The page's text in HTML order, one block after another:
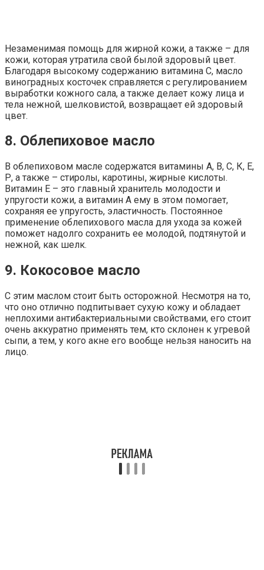
Незаменимая помощь для жирной кожи, а также – для
кожи, которая утратила свой былой здоровый цвет.
Благодаря высокому содержанию витамина С, масло
виноградных косточек справляется с регулированием
выработки кожного сала, а также делает кожу лица и
тела нежной, шелковистой, возвращает ей здоровый
цвет.
8. Облепиховое масло
В облепиховом масле содержатся витамины А, В, С, К, Е,
Р, а также – стиролы, каротины, жирные кислоты.
Витамин Е – это главный хранитель молодости и
упругости кожи, а витамин А ему в этом помогает,
сохраняя ее упругость, эластичность. Постоянное
применение облепихового масла для ухода за кожей
поможет надолго сохранить ее молодой, подтянутой и
нежной, как шелк.
9. Кокосовое масло
С этим маслом стоит быть осторожной. Несмотря на то,
что оно отлично подпитывает сухую кожу и обладает
неплохими антибактериальными свойствами, его стоит
очень аккуратно применять тем, кто склонен к угревой
сыпи, а тем, у кого акне его вообще нельзя наносить на
лицо.